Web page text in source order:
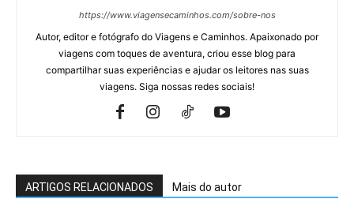
https://www.viagensecaminhos.com/sobre-nos
Autor, editor e fotógrafo do Viagens e Caminhos. Apaixonado por
viagens com toques de aventura, criou esse blog para
compartilhar suas experiências e ajudar os leitores nas suas
viagens. Siga nossas redes sociais!
ARTIGOS RELACIONADOS Mais do autor